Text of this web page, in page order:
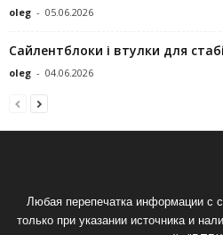
oleg - 05.06.2026
Сайлентблоки і втулки для
oleg - 04.06.2026
Любая перепечатка информации с
только при указании источника и